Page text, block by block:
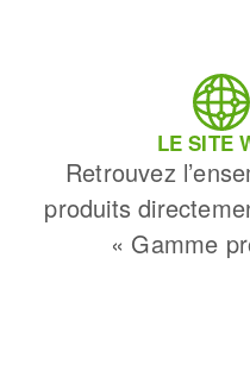
LE SITE
Retrouvez
produits
« Gamme